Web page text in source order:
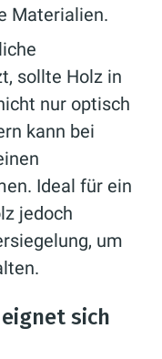
Materialien.
sollte Holz in
nur optisch
kann bei
Ideal für ein
jedoch
um
sich